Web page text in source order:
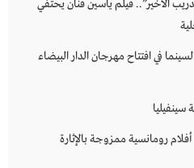
الأخير”.. فيلم ياسين فنان يحتفي
في افتتاح مهرجان الدار البيضاء
أفضل 9 أفلام رومانسية ممزوجة بالإثارة